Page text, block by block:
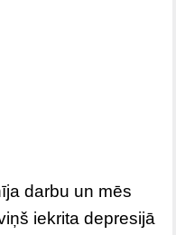
darbu un mēs
iekrita depresijā